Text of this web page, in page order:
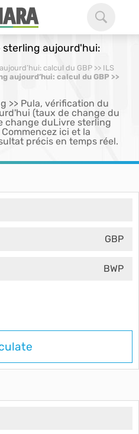
sterling aujourd'hui:
calcul du GBP >> ILS
aujourd’hui: calcul du GBP >>
>> Pula, vérification du
(taux de change du
change duLivre sterling
ici et la
précis en temps réel.
GBP
BWP